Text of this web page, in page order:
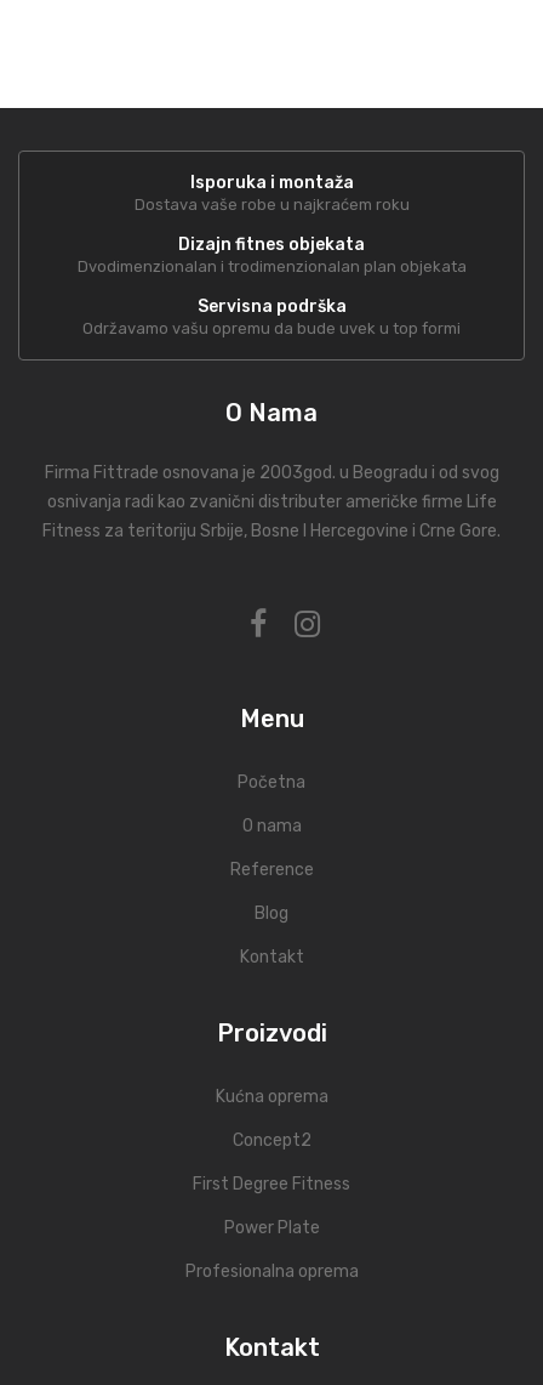
Isporuka i montaža
Dostava vaše robe u najkraćem roku
Dizajn fitnes objekata
Dvodimenzionalan i trodimenzionalan plan objekata
Servisna podrška
Održavamo vašu opremu da bude uvek u top formi
O Nama
Firma Fittrade osnovana je 2003god. u Beogradu i od svog
osnivanja radi kao zvanični distributer američke firme Life
Fitness za teritoriju Srbije, Bosne I Hercegovine i Crne Gore.
Menu
Početna
O nama
Reference
Blog
Kontakt
Proizvodi
Kućna oprema
Concept2
First Degree Fitness
Power Plate
Profesionalna oprema
Kontakt